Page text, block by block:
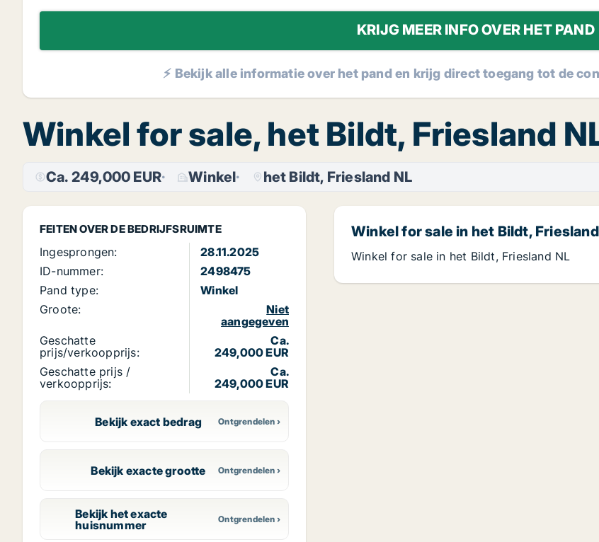
KRIJG MEER INFO OVER HET PAND
⚡ Bekijk alle informatie over het pand en krijg direct toegang tot de
Winkel for sale, het Bildt, Friesland
Ca. 249,000 EUR Winkel het Bildt, Friesland NL
FEITEN OVER DE BEDRIJFSRUIMTE
Ingesprongen:
28.11.2025
ID-nummer:
2498475
Pand type:
Winkel
Groote:
Niet
aangegeven
Geschatte
prijs/verkoopprijs:
Ca.
249,000 EUR
Geschatte prijs /
verkoopprijs:
Ca.
249,000 EUR
Bekijk exact bedrag
Bekijk exacte grootte
Bekijk het exacte
huisnummer
Winkel for sale in het Bildt,
Winkel for sale in het Bildt, Friesland NL